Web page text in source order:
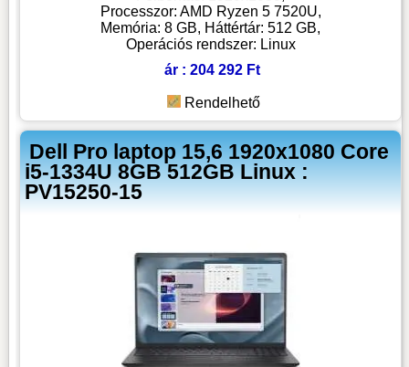
Processzor: AMD Ryzen 5 7520U,
Memória: 8 GB, Háttértár: 512 GB,
Operációs rendszer: Linux
ár : 204 292 Ft
Rendelhető
Dell Pro laptop 15,6 1920x1080 Core
i5-1334U 8GB 512GB Linux :
PV15250-15